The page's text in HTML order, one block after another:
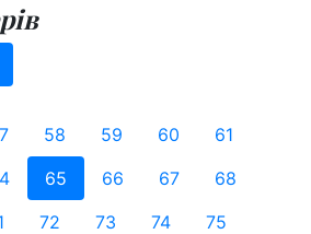
58 59 60
61
65 66 67
68
72 73 74
75